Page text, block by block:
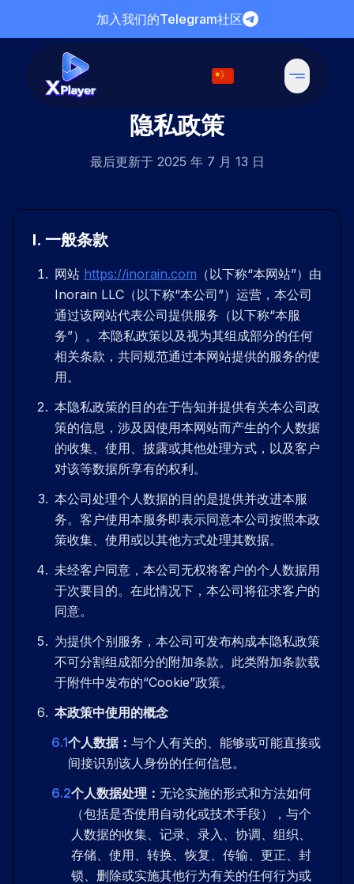
加入我们的Telegram社区
隐私政策
最后更新于 2025 年 7 月 13 日
I. 一般条款
网站 https://inorain.com （以下称“本网站”）由
Inorain LLC（以下称“本公司”）运营，本公司
通过该网站代表公司提供服务（以下称“本服
务”）。本隐私政策以及视为其组成部分的任何
相关条款，共同规范通过本网站提供的服务的使
用。
本隐私政策的目的在于告知并提供有关本公司政
策的信息，涉及因使用本网站而产生的个人数据
的收集、使用、披露或其他处理方式，以及客户
对该等数据所享有的权利。
本公司处理个人数据的目的是提供并改进本服
务。客户使用本服务即表示同意本公司按照本政
策收集、使用或以其他方式处理其数据。
未经客户同意，本公司无权将客户的个人数据用
于次要目的。在此情况下，本公司将征求客户的
同意。
为提供个别服务，本公司可发布构成本隐私政策
不可分割组成部分的附加条款。此类附加条款载
于附件中发布的“Cookie”政策。
本政策中使用的概念
6.1个人数据： 与个人有关的、能够或可能直接或
间接识别该人身份的任何信息。
6.2个人数据处理： 无论实施的形式和方法如何
（包括是否使用自动化或技术手段），与个
人数据的收集、记录、录入、协调、组织、
存储、使用、转换、恢复、传输、更正、封
锁、删除或实施其他行为有关的任何行为或